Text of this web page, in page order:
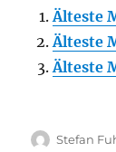
Älteste
Älteste
Älteste
Author
Stefan